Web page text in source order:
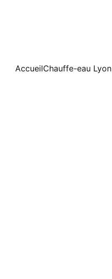
AccueilChauffe-eau Lyon